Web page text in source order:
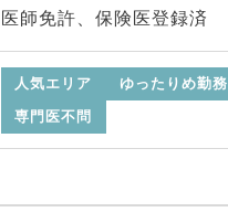
医師免許、保険医登録済
人気エリア
ゆったりめ勤務
専門医不問